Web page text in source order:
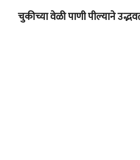
चुकीच्या वेळी पाणी पील्याने